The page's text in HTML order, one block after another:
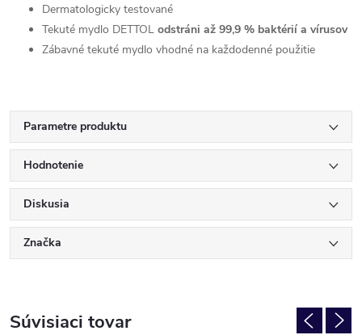
Dermatologicky testované
Tekuté mydlo DETTOL odstráni až 99,9 % baktérií a vírusov
Zábavné tekuté mydlo vhodné na každodenné použitie
Parametre produktu
Hodnotenie
Diskusia
Značka
Súvisiaci tovar